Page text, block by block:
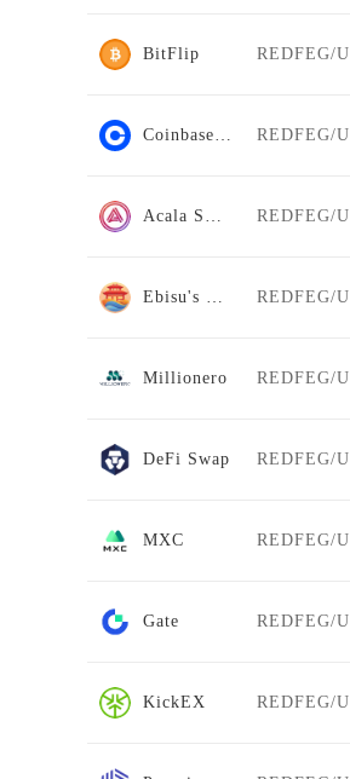
BitFlip
Coinbase Pro
Acala Swap
Ebisu's Bay
Millionero
DeFi Swap
MXC
Gate
KickEX